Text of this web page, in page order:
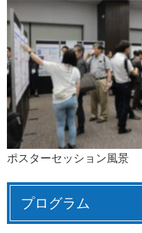
ポスターセッション風景
プログラム